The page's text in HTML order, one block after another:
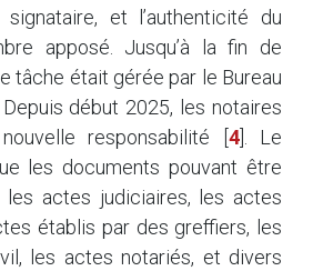
et l’authenticité du
apposé. Jusqu’à la fin de
tâche était gérée par le Bureau
début 2025, les notaires
responsabilité
4]
. Le
les documents pouvant être
les actes judiciaires, les actes
établis par des greffiers, les
les actes notariés, et divers